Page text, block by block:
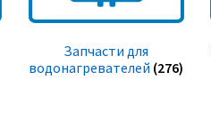
Запчасти для
водонагревателей (276)